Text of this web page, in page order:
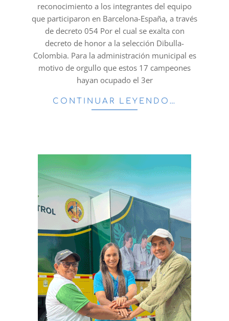
reconocimiento a los integrantes del equipo
que participaron en Barcelona-España, a través
de decreto 054 Por el cual se exalta con
decreto de honor a la selección Dibulla-
Colombia. Para la administración municipal es
motivo de orgullo que estos 17 campeones
hayan ocupado el 3er
CONTINUAR LEYENDO…